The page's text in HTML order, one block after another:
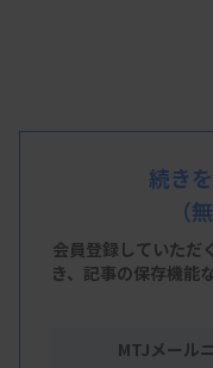
続き
（
会員登録していただ
き、 記事の保存機能
MTJメール